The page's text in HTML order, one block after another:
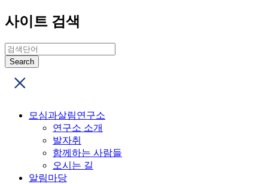
사이트 검색
모심과살림연구소
연구소 소개
발자취
함께하는 사람들
오시는 길
알림마당